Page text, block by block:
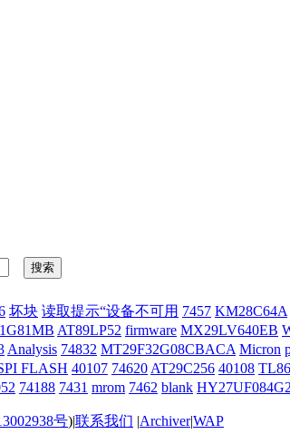
搜索
坏块 读取提示“设备不可用 7457 KM28C64A
AT89LP52 firmware MX29LV640EB
Analysis 74832 MT29F32G08CBACA Micron
FLASH 40107 74620 AT29C256 40108
74188 7431 mrom 7462 blank
号)|联系我们 |Archiver|WAP